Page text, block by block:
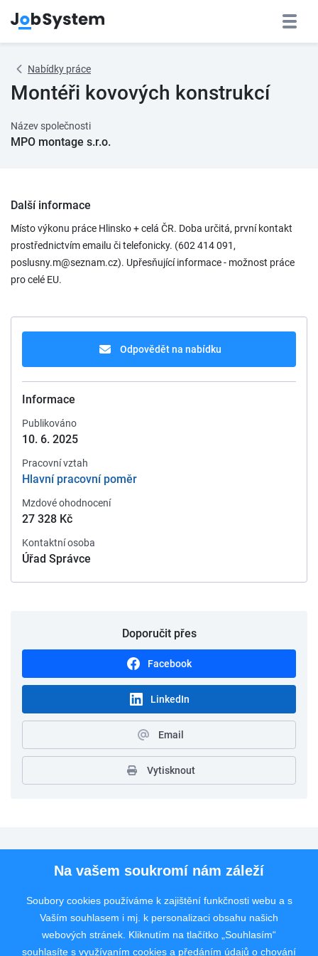
Nabídky práce
Montéři kovových konstrukcí
Název společnosti
MPO montage s.r.o.
Další informace
Místo výkonu práce Hlinsko + celá ČR. Doba určitá, první kontakt
prostřednictvím emailu či telefonicky. (602 414 091,
poslusny.m@seznam.cz). Upřesňující informace - možnost práce
pro celé EU.
Odpovědět na nabídku
Informace
Publikováno
10. 6. 2025
Pracovní vztah
Hlavní pracovní poměr
Mzdové ohodnocení
27 328 Kč
Kontaktní osoba
Úřad Správce
Doporučit přes
Facebook
LinkedIn
Email
Vytisknout
Pro uchazeče
Rychlý kontakt
Na vašem soukromí nám záleží
Soubory cookies používáme k zajištění funkčnosti webu a s
Vaším souhlasem i mj. k personalizaci obsahu našich
webových stránek. Kliknutím na tlačítko „Souhlasím“
souhlasíte s využívaním cookies a předáním údajů o chování